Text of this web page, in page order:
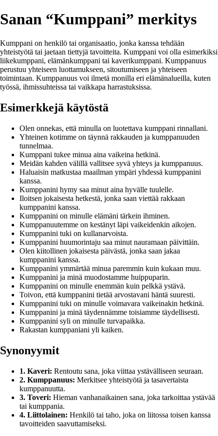
Sanan “Kumppani” merkitys
Kumppani on henkilö tai organisaatio, jonka kanssa tehdään
yhteistyötä tai jaetaan tiettyjä tavoitteita. Kumppani voi olla esimerkiksi
liikekumppani, elämänkumppani tai kaverikumppani. Kumppanuus
perustuu yhteiseen luottamukseen, sitoutumiseen ja yhteiseen
toimintaan. Kumppanuus voi ilmetä monilla eri elämänalueilla, kuten
työssä, ihmissuhteissa tai vaikkapa harrastuksissa.
Esimerkkejä käytöstä
Olen onnekas, että minulla on luotettava kumppani rinnallani.
Yhteinen kotimme on täynnä rakkauden ja kumppanuuden
tunnelmaa.
Kumppani tukee minua aina vaikeina hetkinä.
Meidän kahden välillä vallitsee syvä yhteys ja kumppanuus.
Haluaisin matkustaa maailman ympäri yhdessä kumppanini
kanssa.
Kumppanini hymy saa minut aina hyvälle tuulelle.
Iloitsen jokaisesta hetkestä, jonka saan viettää rakkaan
kumppanini kanssa.
Kumppanini on minulle elämäni tärkein ihminen.
Kumppanuutemme on kestänyt läpi vaikeidenkin aikojen.
Kumppanini tuki on kullanarvoista.
Kumppanini huumorintaju saa minut nauramaan päivittäin.
Olen kiitollinen jokaisesta päivästä, jonka saan jakaa
kumppanini kanssa.
Kumppanini ymmärtää minua paremmin kuin kukaan muu.
Kumppanini ja minä muodostamme huippuparin.
Kumppanini on minulle enemmän kuin pelkkä ystävä.
Toivon, että kumppanini tietää arvostavani häntä suuresti.
Kumppanini tuki on minulle voimavara vaikeinakin hetkinä.
Kumppanini ja minä täydennämme toisiamme täydellisesti.
Kumppanini syli on minulle turvapaikka.
Rakastan kumppaniani yli kaiken.
Synonyymit
1. Kaveri: Rentoutu sana, joka viittaa ystävälliseen seuraan.
2. Kumppanuus: Merkitsee yhteistyötä ja tasavertaista
kumppanuutta.
3. Toveri: Hieman vanhanaikainen sana, joka tarkoittaa ystävää
tai kumppania.
4. Liittolainen: Henkilö tai taho, joka on liitossa toisen kanssa
tavoitteiden saavuttamiseksi.